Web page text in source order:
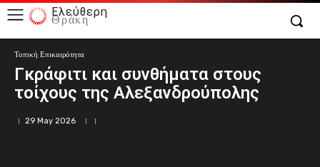
Ελεύθερη
Θράκη
Τοπική Επικαιρότητα
Γκράφιτι και συνθήματα στους
τοίχους της Αλεξανδρούπολης
29 May 2026